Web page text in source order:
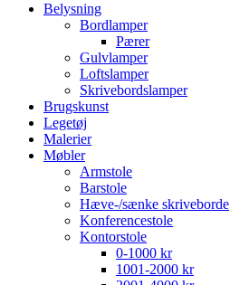
Belysning
Bordlamper
Pærer
Gulvlamper
Loftslamper
Skrivebordslamper
Brugskunst
Legetøj
Malerier
Møbler
Armstole
Barstole
Hæve-/sænke skriveborde
Konferencestole
Kontorstole
0-1000 kr
1001-2000 kr